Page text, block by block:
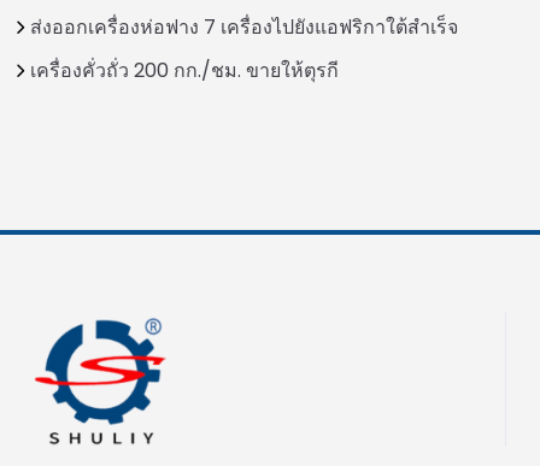
ส่งออกเครื่องห่อฟาง 7 เครื่องไปยังแอฟริกาใต้สำเร็จ
เครื่องคั่วถั่ว 200 กก./ชม. ขายให้ตุรกี